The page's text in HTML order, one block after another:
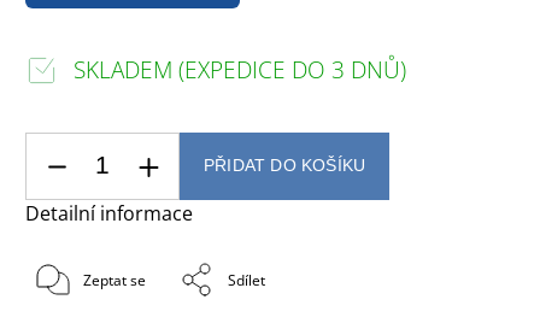
SKLADEM (EXPEDICE DO 3 DNŮ)
PŘIDAT DO KOŠÍKU
Detailní informace
Zeptat se Sdílet